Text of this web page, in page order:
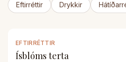
Eftirréttir
Drykkir
EFTIRRÉTTIR
Ísblóms terta